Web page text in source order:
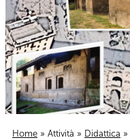
Home » Attività » Didattica »